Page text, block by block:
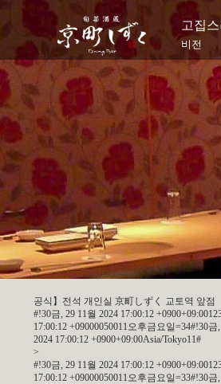
고집
비전
공식】전석 개인실 京町しずく 교토역 앞점
#!30금, 29 11월 2024 17:00:12
17:00:12 +09000050011오후금요일=34#!30금
2024 17:00:12 +0900+09:00Asia/Tokyo11#
>
#!30금, 29 11월 2024 17:00:12
17:00:12 +09000050011오후금요일=33#!30금